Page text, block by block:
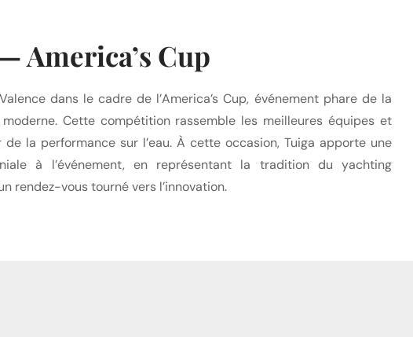
America’s Cup
dans le cadre de l’America’s Cup, événement phare de la
Cette compétition rassemble les meilleures équipes et
la performance sur l’eau. À cette occasion, Tuiga apporte une
à l’événement, en représentant la tradition du yachting
rendez-vous tourné vers l’innovation.